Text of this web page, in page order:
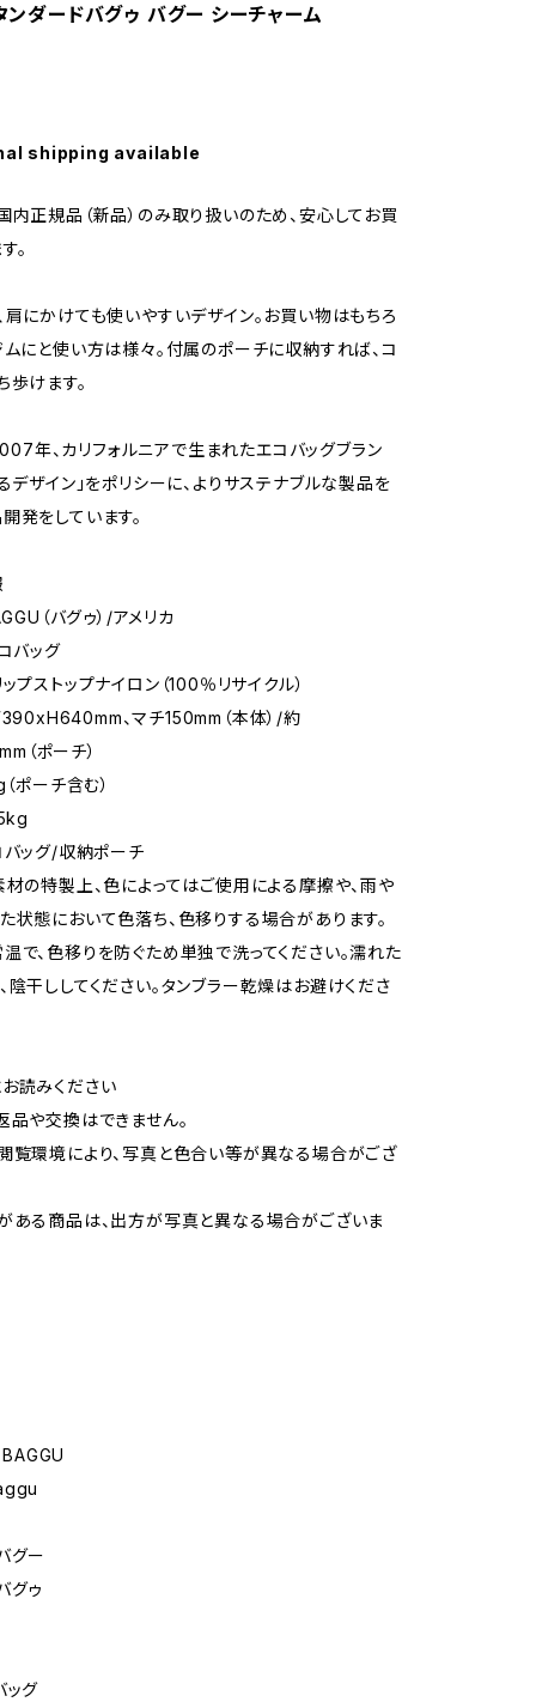
ダードバグゥ バグー シーチャーム
shipping available
内正規品（新品）のみ取り扱いのため、安心してお買
。
肩にかけても使いやすいデザイン。お買い物はもちろ
ムにと使い方は様々。付属のポーチに収納すれば、コ
歩けます。
年、カリフォルニアで生まれたエコバッグブラン
るデザイン」をポリシーに、よりサステナブルな製品を
発をしています。
（バグゥ）/アメリカ
バッグ
プストップナイロン（100％リサイクル）
、マチ150mm（本体）/約
（ポーチ）
ポーチ含む）
バッグ/収納ポーチ
材の特製上、色によってはご使用による摩擦や、雨や
状態において色落ち、色移りする場合があります。
で、色移りを防ぐため単独で洗ってください。濡れた
陰干ししてください。タンブラー乾燥はお避けくださ
読みください
品や交換はできません。
覧環境により、写真と色合い等が異なる場合がござ
ある商品は、出方が写真と異なる場合がございま
グー
グゥ
ッグ